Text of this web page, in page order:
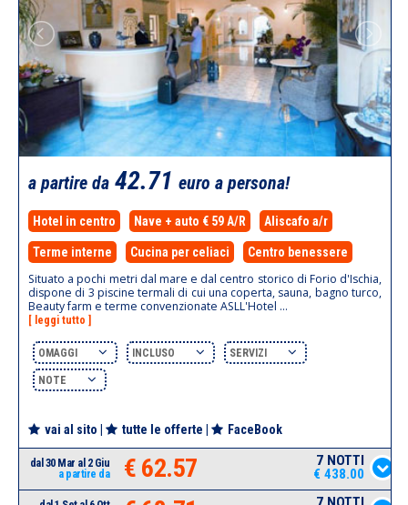
a partire da 42.71 euro a persona!
Hotel in centro Nave + auto € 59 A/R Aliscafo a/r
Terme interne Cucina per celiaci Centro benessere
Situato a pochi metri dal mare e dal centro storico di Forio d'Ischia,
dispone di 3 piscine termali di cui una coperta, sauna, bagno turco,
Beauty farm e terme convenzionate ASLL'Hotel ...
[ leggi tutto ]
OMAGGI INCLUSO SERVIZI
NOTE
vai al sito tutte le offerte FaceBook
dal 30 Mar al 2 Giu
a partire da
€ 62.57
7 NOTTI
€ 438.00